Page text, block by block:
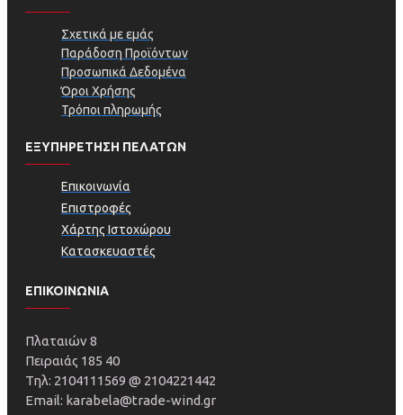
Σχετικά με εμάς
Παράδοση Προϊόντων
Προσωπικά Δεδομένα
Όροι Χρήσης
Τρόποι πληρωμής
ΕΞΥΠΗΡΕΤΗΣΗ ΠΕΛΑΤΩΝ
Επικοινωνία
Επιστροφές
Χάρτης Ιστοχώρου
Κατασκευαστές
ΕΠΙΚΟΙΝΩΝΙΑ
Πλαταιών 8
Πειραιάς 185 40
Τηλ: 2104111569 @ 2104221442
Email: karabela@trade-wind.gr